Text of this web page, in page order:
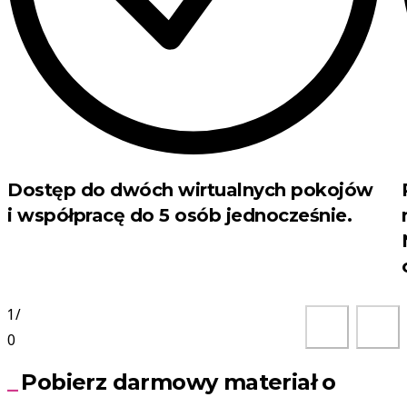
Dostęp do dwóch wirtualnych pokojów
i współpracę do 5 osób jednocześnie.
1/
0
Pobierz darmowy materiał o